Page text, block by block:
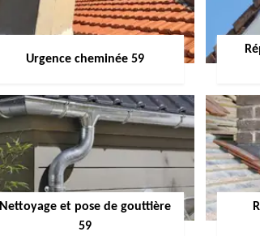
Urgence cheminée 59
Nettoyage et pose de gouttière
59